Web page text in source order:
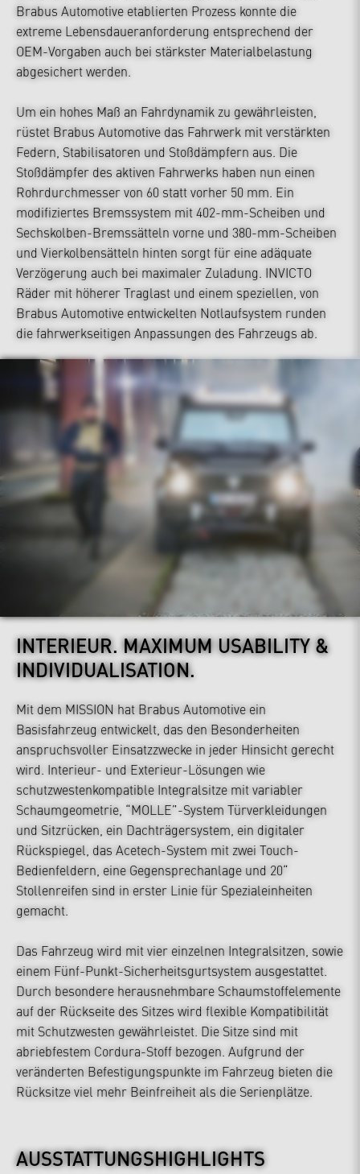
Brabus Automotive etablierten Prozess konnte die
extreme Lebensdaueranforderung entsprechend der
OEM-Vorgaben auch bei stärkster Materialbelastung
abgesichert werden.
Um ein hohes Maß an Fahrdynamik zu gewährleisten,
rüstet Brabus Automotive das Fahrwerk mit verstärkten
Federn, Stabilisatoren und Stoßdämpfern aus. Die
Stoßdämpfer des aktiven Fahrwerks haben nun einen
Rohrdurchmesser von 60 statt vorher 50 mm. Ein
modifiziertes Bremssystem mit 402-mm-Scheiben und
Sechskolben-Bremssätteln vorne und 380-mm-Scheiben
und Vierkolbensätteln hinten sorgt für eine adäquate
Verzögerung auch bei maximaler Zuladung. INVICTO
Räder mit höherer Traglast und einem speziellen, von
Brabus Automotive entwickelten Notlaufsystem runden
die fahrwerkseitigen Anpassungen des Fahrzeugs ab.
INTERIEUR.MAXIMUM USABILITY &
INDIVIDUALISATION.
Mit dem MISSION hat Brabus Automotive ein
Basisfahrzeug entwickelt, das den Besonderheiten
anspruchsvoller Einsatzzwecke in jeder Hinsicht gerecht
wird. Interieur- und Exterieur-Lösungen wie
schutzwestenkompatible Integralsitze mit variabler
Schaumgeometrie, “MOLLE”-System Türverkleidungen
und Sitzrücken, ein Dachträgersystem, ein digitaler
Rückspiegel, das Acetech-System mit zwei Touch-
Bedienfeldern, eine Gegensprechanlage und 20“
Stollenreifen sind in erster Linie für Spezialeinheiten
gemacht.
Das Fahrzeug wird mit vier einzelnen Integralsitzen, sowie
einem Fünf-Punkt-Sicherheitsgurtsystem ausgestattet.
Durch besondere herausnehmbare Schaumstoffelemente
auf der Rückseite des Sitzes wird flexible Kompatibilität
mit Schutzwesten gewährleistet. Die Sitze sind mit
abriebfestem Cordura-Stoff bezogen. Aufgrund der
veränderten Befestigungspunkte im Fahrzeug bieten die
Rücksitze viel mehr Beinfreiheit als die Serienplätze.
AUSSTATTUNGSHIGHLIGHTS